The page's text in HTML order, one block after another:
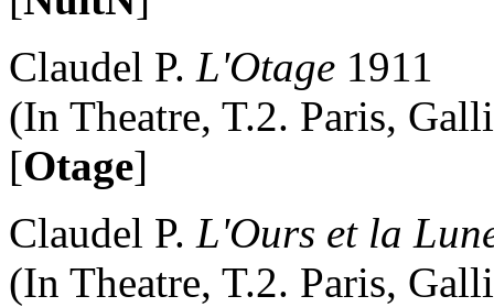
Claudel P. L'Otage 1911
(In Theatre, T.2. Paris,
[Otage]
Claudel P. L'Ours et la
(In Theatre, T.2. Paris,